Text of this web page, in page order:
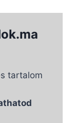
tartalom